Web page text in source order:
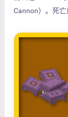
Cannon）。死亡